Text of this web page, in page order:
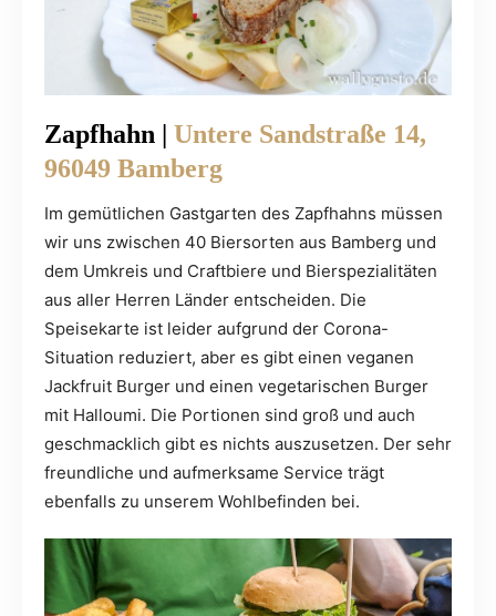
Zapfhahn | Untere Sandstraße 14,
96049 Bamberg
Im gemütlichen Gastgarten des Zapfhahns müssen
wir uns zwischen 40 Biersorten aus Bamberg und
dem Umkreis und Craftbiere und Bierspezialitäten
aus aller Herren Länder entscheiden. Die
Speisekarte ist leider aufgrund der Corona-
Situation reduziert, aber es gibt einen veganen
Jackfruit Burger und einen vegetarischen Burger
mit Halloumi. Die Portionen sind groß und auch
geschmacklich gibt es nichts auszusetzen. Der sehr
freundliche und aufmerksame Service trägt
ebenfalls zu unserem Wohlbefinden bei.